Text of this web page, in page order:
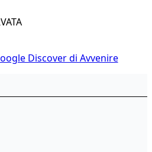
Discover di Avvenire